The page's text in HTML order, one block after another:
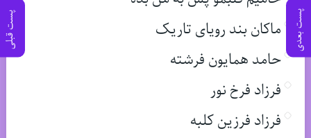
پست بعدی پست قبلی
ماکان بند رویای تاریک
حامد همایون فرشته
فرزاد فرخ نور
فرزاد فرزین کلبه